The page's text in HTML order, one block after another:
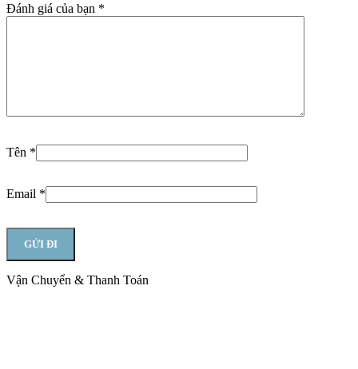
Đánh giá của bạn *
Tên *
Email *
Vận Chuyển & Thanh Toán